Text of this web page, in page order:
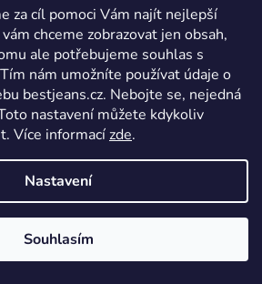
za cíl pomoci Vám najít nejlepší
chceme zobrazovat jen obsah,
ale potřebujeme souhlas s
nám umožníte používat údaje o
bestjeans.cz. Nebojte se, nejedná
nastavení můžete kdykoliv
Více informacízde.
Nastavení
Souhlasím
Rando 16801.5517 8113
Skladem
1 699 Kč
DETAIL